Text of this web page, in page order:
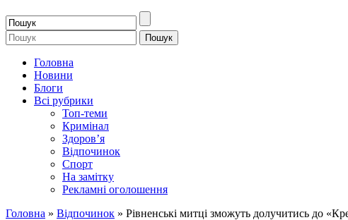
Головна
Новини
Блоги
Всі рубрики
Топ-теми
Кримінал
Здоров’я
Відпочинок
Спорт
На замітку
Рекламні оголошення
Головна » Відпочинок » Рівненські митці зможуть долучитись до